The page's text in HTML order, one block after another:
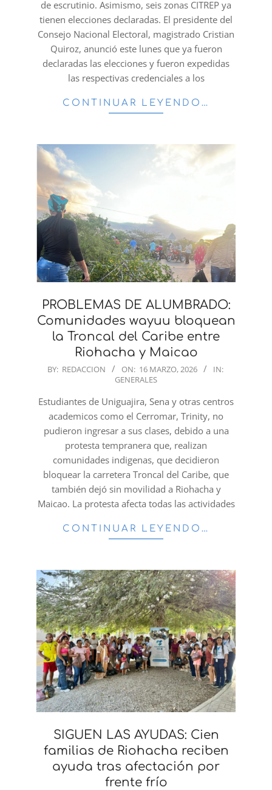
de escrutinio. Asimismo, seis zonas CITREP ya
tienen elecciones declaradas. El presidente del
Consejo Nacional Electoral, magistrado Cristian
Quiroz, anunció este lunes que ya fueron
declaradas las elecciones y fueron expedidas
las respectivas credenciales a los
CONTINUAR LEYENDO…
PROBLEMAS DE ALUMBRADO:
Comunidades wayuu bloquean
la Troncal del Caribe entre
Riohacha y Maicao
2026-
16
BY: REDACCION ON: 16 MARZO, 2026
IN:
GENERALES
Estudiantes de Uniguajira, Sena y otras centros
academicos como el Cerromar, Trinity, no
pudieron ingresar a sus clases, debido a una
protesta tempranera que, realizan
comunidades indigenas, que decidieron
bloquear la carretera Troncal del Caribe, que
también dejó sin movilidad a Riohacha y
Maicao. La protesta afecta todas las actividades
CONTINUAR LEYENDO…
SIGUEN LAS AYUDAS: Cien
familias de Riohacha reciben
ayuda tras afectación por
frente frío